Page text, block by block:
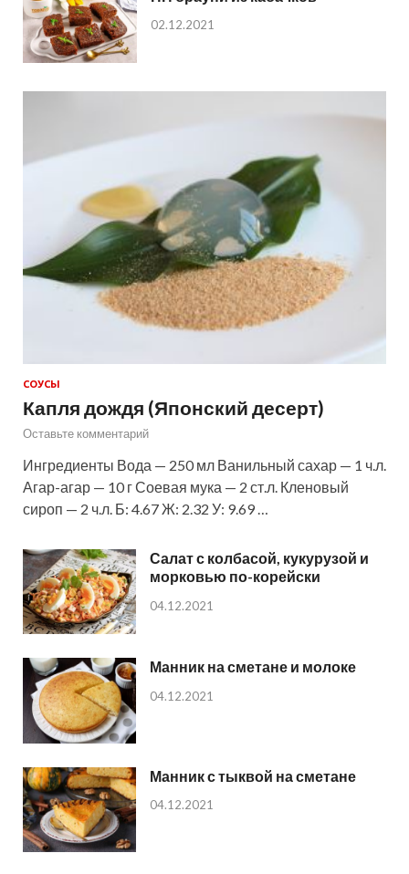
02.12.2021
СОУСЫ
Капля дождя (Японский десерт)
Оставьте комментарий
Ингредиенты Вода — 250 мл Ванильный сахар — 1 ч.л.
Агар-агар — 10 г Соевая мука — 2 ст.л. Кленовый
сироп — 2 ч.л. Б: 4.67 Ж: 2.32 У: 9.69 …
Салат с колбасой, кукурузой и
морковью по-корейски
04.12.2021
Манник на сметане и молоке
04.12.2021
Манник с тыквой на сметане
04.12.2021